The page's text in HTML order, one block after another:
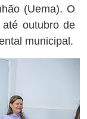
(Uema). O
outubro de
municipal.